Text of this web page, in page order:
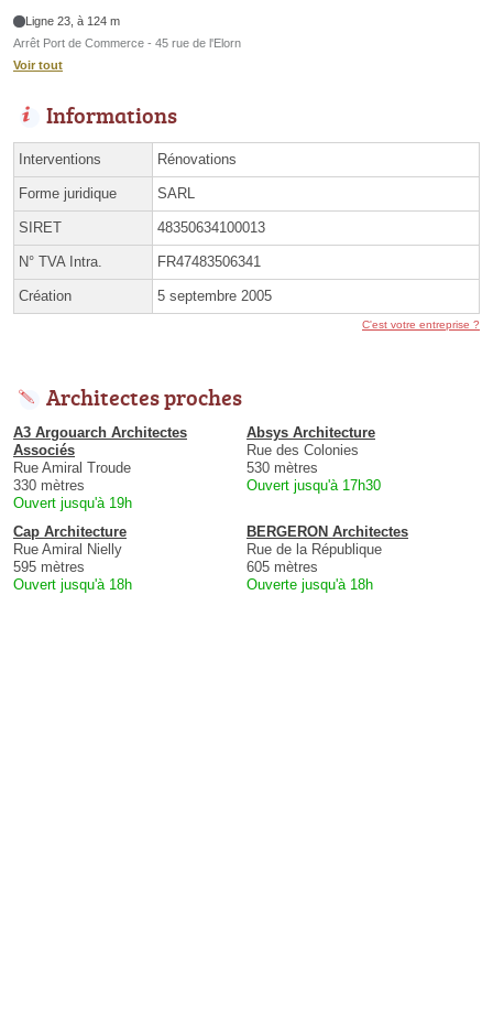
Ligne 23, à 124 m
Arrêt Port de Commerce - 45 rue de l'Elorn
Voir tout
Informations
Interventions Rénovations
Forme juridique SARL
SIRET 48350634100013
N° TVA Intra. FR47483506341
Création 5 septembre 2005
C'est votre entreprise ?
Architectes proches
A3 Argouarch Architectes
Associés
Rue Amiral Troude
330 mètres
Ouvert jusqu'à 19h
Absys Architecture
Rue des Colonies
530 mètres
Ouvert jusqu'à 17h30
Cap Architecture
Rue Amiral Nielly
595 mètres
Ouvert jusqu'à 18h
BERGERON Architectes
Rue de la République
605 mètres
Ouverte jusqu'à 18h